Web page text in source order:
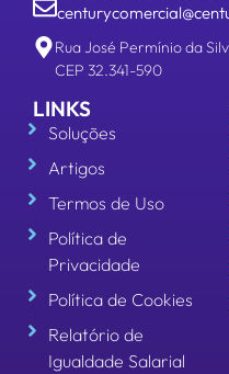
Rua José Permínio da
CEP 32.341-590
LINKS
Soluções
Artigos
Termos de Uso
Política de
Privacidade
Política de Cookies
Relatório de
Igualdade Salarial